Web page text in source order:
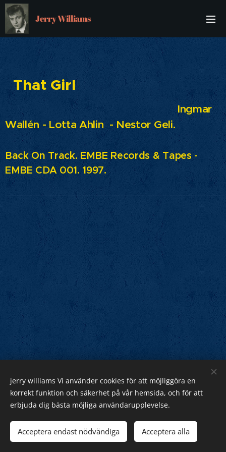
Jerry Williams
That Girl
Ingmar
Wallén - Lotta Ahlin - Nestor Geli.
Back On Track. EMBE Records & Tapes -
EMBE CDA 001. 1997.
Jerry Williams
Sveriges Rock Kung.
Webnode Cookies
jerry williams Vi använder cookies för att möjliggöra en
korrekt funktion och säkerhet på vår hemsida, och för att
erbjuda dig bästa möjliga användarupplevelse.
Acceptera endast nödvändiga Acceptera alla